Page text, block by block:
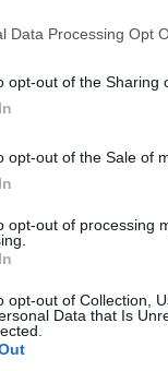
Data Processing Opt
opt-out of the Sharing
opt-out of the Sale of
opt-out of processing
opt-out of Collection,
Data that Is
un
logistica
Sperlari è
sinergico
si